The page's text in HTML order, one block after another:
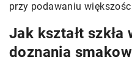
przy podawaniu
Jak kształt szkła
doznania